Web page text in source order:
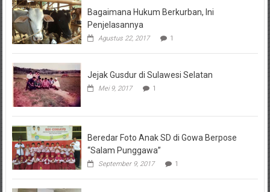
Bagaimana Hukum Berkurban, Ini
Penjelasannya
Agustus 22, 2017 1
Jejak Gusdur di Sulawesi Selatan
Mei 9, 2017 1
Beredar Foto Anak SD di Gowa Berpose
“Salam Punggawa”
September 9, 2017 1